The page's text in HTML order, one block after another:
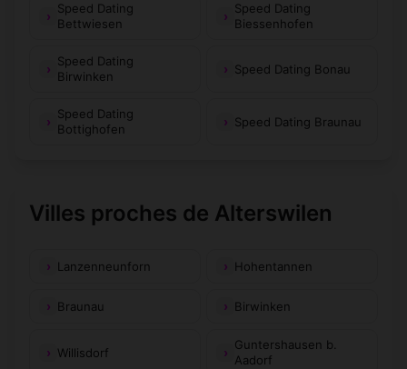
Speed Dating
Bettwiesen
Speed Dating
Biessenhofen
Speed Dating
Birwinken
Speed Dating Bonau
Speed Dating
Bottighofen
Speed Dating Braunau
Villes proches de Alterswilen
Lanzenneunforn Hohentannen
Braunau Birwinken
Willisdorf
Guntershausen b.
Aadorf